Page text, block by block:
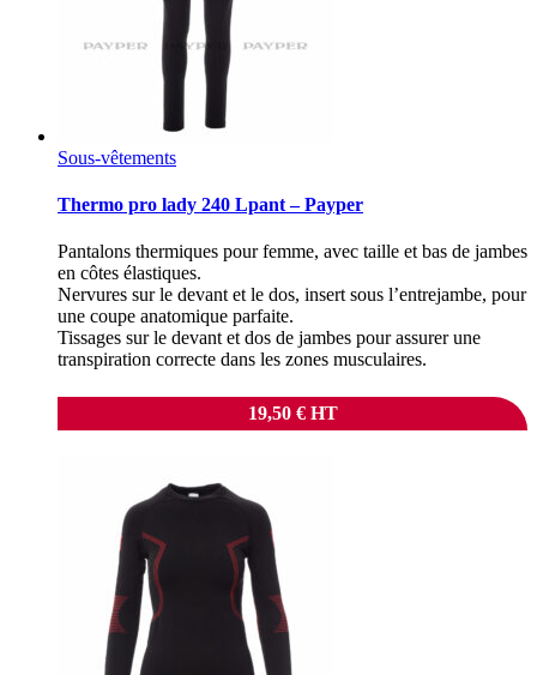
Sous-vêtements
Thermo pro lady 240 Lpant – Payper
Pantalons thermiques pour femme, avec taille et bas de jambes
en côtes élastiques.
Nervures sur le devant et le dos, insert sous l’entrejambe, pour
une coupe anatomique parfaite.
Tissages sur le devant et dos de jambes pour assurer une
transpiration correcte dans les zones musculaires.
19,50 €HT